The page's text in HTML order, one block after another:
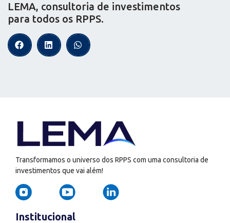
LEMA, consultoria de investimentos
para todos os RPPS.
Transformamos o universo dos RPPS com uma consultoria de
investimentos que vai além!
Institucional